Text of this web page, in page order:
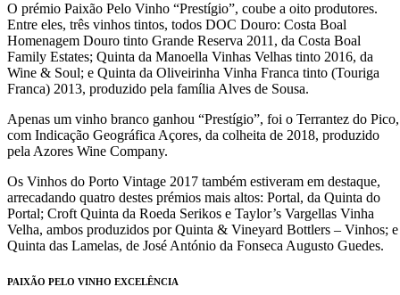
O prémio Paixão Pelo Vinho “Prestígio”, coube a oito produtores.
Entre eles, três vinhos tintos, todos DOC Douro: Costa Boal
Homenagem Douro tinto Grande Reserva 2011, da Costa Boal
Family Estates; Quinta da Manoella Vinhas Velhas tinto 2016, da
Wine & Soul; e Quinta da Oliveirinha Vinha Franca tinto (Touriga
Franca) 2013, produzido pela família Alves de Sousa.
Apenas um vinho branco ganhou “Prestígio”, foi o Terrantez do Pico,
com Indicação Geográfica Açores, da colheita de 2018, produzido
pela Azores Wine Company.
Os Vinhos do Porto Vintage 2017 também estiveram em destaque,
arrecadando quatro destes prémios mais altos: Portal, da Quinta do
Portal; Croft Quinta da Roeda Serikos e Taylor’s Vargellas Vinha
Velha, ambos produzidos por Quinta & Vineyard Bottlers – Vinhos; e
Quinta das Lamelas, de José António da Fonseca Augusto Guedes.
PAIXÃO PELO VINHO EXCELÊNCIA